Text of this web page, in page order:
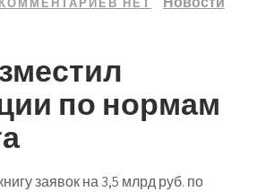
КОММЕНТАРИЕВ НЕТ
по нормам
заявок на 3,5 млрд руб. по